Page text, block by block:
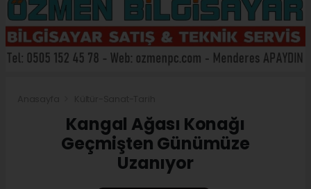
Kangal Ağası Konağı
Geçmişten Günümüze
Uzanıyor